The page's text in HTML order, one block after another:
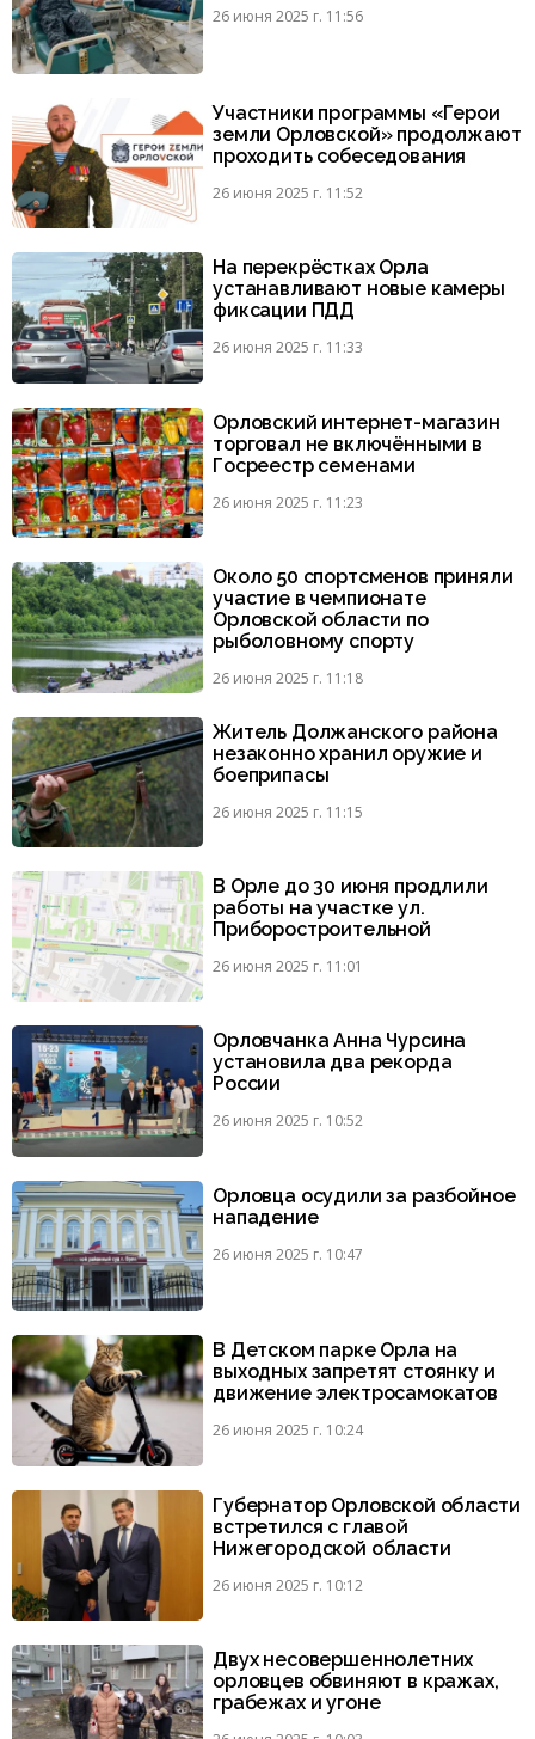
26 июня 2025 г. 11:56
Участники программы «Герои
земли Орловской» продолжают
проходить собеседования
26 июня 2025 г. 11:52
На перекрёстках Орла
устанавливают новые камеры
фиксации ПДД
26 июня 2025 г. 11:33
Орловский интернет-магазин
торговал не включёнными в
Госреестр семенами
26 июня 2025 г. 11:23
Около 50 спортсменов приняли
участие в чемпионате
Орловской области по
рыболовному спорту
26 июня 2025 г. 11:18
Житель Должанского района
незаконно хранил оружие и
боеприпасы
26 июня 2025 г. 11:15
В Орле до 30 июня продлили
работы на участке ул.
Приборостроительной
26 июня 2025 г. 11:01
Орловчанка Анна Чурсина
установила два рекорда
России
26 июня 2025 г. 10:52
Орловца осудили за разбойное
нападение
26 июня 2025 г. 10:47
В Детском парке Орла на
выходных запретят стоянку и
движение электросамокатов
26 июня 2025 г. 10:24
Губернатор Орловской области
встретился с главой
Нижегородской области
26 июня 2025 г. 10:12
Двух несовершеннолетних
орловцев обвиняют в кражах,
грабежах и угоне